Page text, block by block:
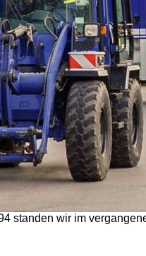
standen wir im